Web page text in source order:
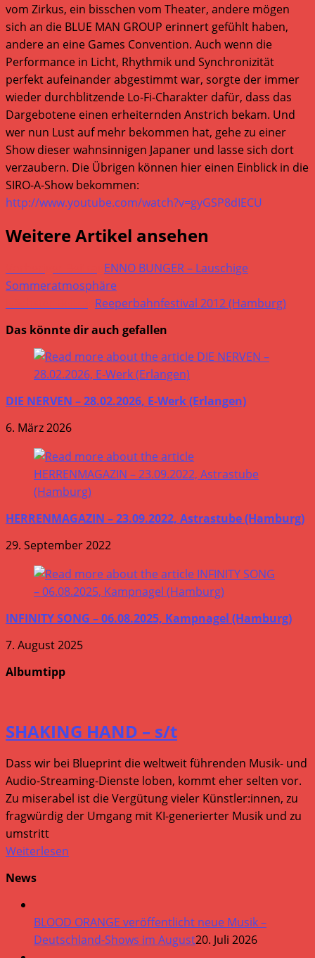
vom Zirkus, ein bisschen vom Theater, andere mögen
sich an die BLUE MAN GROUP erinnert gefühlt haben,
andere an eine Games Convention. Auch wenn die
Performance in Licht, Rhythmik und Synchronizität
perfekt aufeinander abgestimmt war, sorgte der immer
wieder durchblitzende Lo-Fi-Charakter dafür, dass das
Dargebotene einen erheiternden Anstrich bekam. Und
wer nun Lust auf mehr bekommen hat, gehe zu einer
Show dieser wahnsinnigen Japaner und lasse sich dort
verzaubern. Die Übrigen können hier einen Einblick in die
SIRO-A-Show bekommen:
http://www.youtube.com/watch?v=gyGSP8dIECU
Weitere Artikel ansehen
ENNO BUNGER – Lauschige
Sommeratmosphäre
Reeperbahnfestival 2012 (Hamburg)
Das könnte dir auch gefallen
DIE NERVEN – 28.02.2026, E-Werk (Erlangen)
6. März 2026
HERRENMAGAZIN – 23.09.2022, Astrastube (Hamburg)
29. September 2022
INFINITY SONG – 06.08.2025, Kampnagel (Hamburg)
7. August 2025
Albumtipp
SHAKING HAND – s/t
Dass wir bei Blueprint die weltweit führenden Musik- und
Audio-Streaming-Dienste loben, kommt eher selten vor.
Zu miserabel ist die Vergütung vieler Künstler:innen, zu
fragwürdig der Umgang mit KI-generierter Musik und zu
umstritt
Weiterlesen
News
BLOOD ORANGE veröffentlicht neue Musik –
Deutschland-Shows im August20. Juli 2026